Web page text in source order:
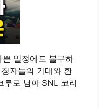
일정에도 불구하
자들의 기대와 환
루로 남아 SNL 코리